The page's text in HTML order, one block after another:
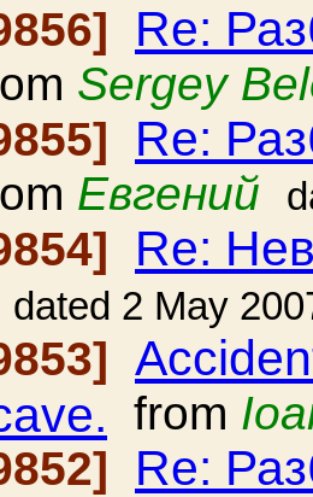
Re:
Sergey
Re:
Евгений
Re:
dated 2 May
from
Re: